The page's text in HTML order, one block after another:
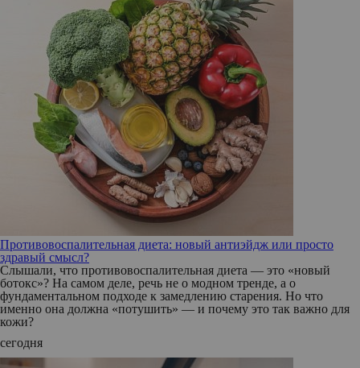
Противовоспалительная диета: новый антиэйдж или просто
здравый смысл?
Слышали, что противовоспалительная диета — это «новый
ботокс»? На самом деле, речь не о модном тренде, а о
фундаментальном подходе к замедлению старения. Но что
именно она должна «потушить» — и почему это так важно для
кожи?
сегодня